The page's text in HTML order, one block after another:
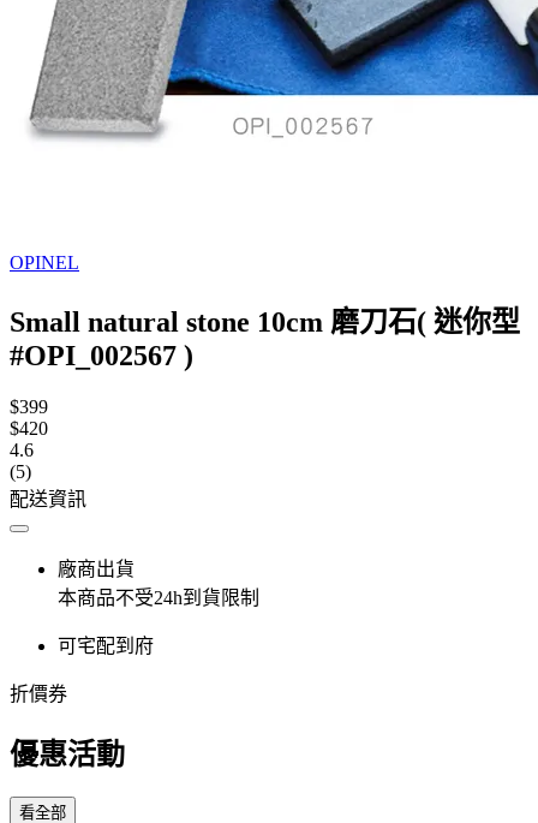
OPINEL
Small natural stone 10cm 磨刀石( 迷你型
#OPI_002567 )
$399
$420
4.6
(5)
配送資訊
廠商出貨
本商品不受24h到貨限制
可宅配到府
折價券
優惠活動
看全部